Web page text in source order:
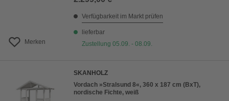
Merken
Verfügbarkeit im Markt prüfen
lieferbar
Zustellung 05.09. - 08.09.
SKANHOLZ
Vordach »Stralsund 8«, 360 x 187 cm (BxT),
nordische Fichte, weiß